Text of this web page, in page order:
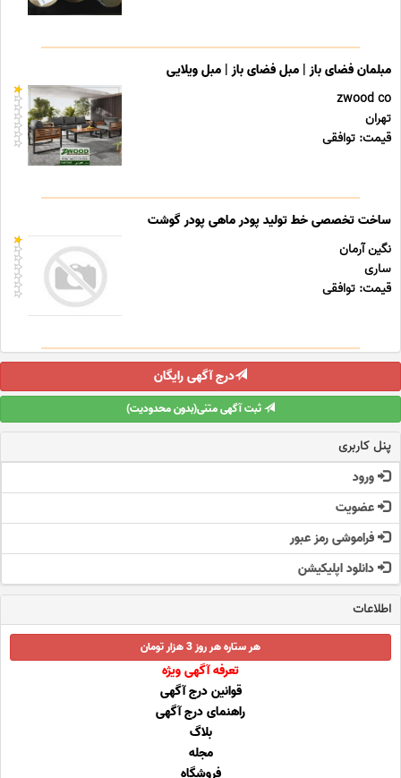
مبلمان فضای باز | مبل فضای باز | مبل ویلایی
zwood co
تهران
قیمت: توافقی
ساخت تخصصی خط تولید پودر ماهی پودر گوشت
نگین آرمان
ساری
قیمت: توافقی
درج آگهی رایگان
ثبت آگهی متنی(بدون محدودیت)
پنل کاربری
ورود
عضویت
فراموشی رمز عبور
دانلود اپلیکیشن
اطلاعات
هر ستاره هر روز 3 هزار تومان
تعرفه آگهی ویژه
قوانین درج آگهی
راهنمای درج آگهی
بلاگ
مجله